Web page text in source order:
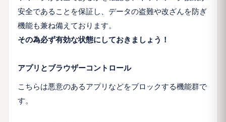
安全であることを保証し、データの盗難や改ざんを防ぎ
機能も兼ね備えております。
その為必ず有効な状態にしておきましょう！
アプリとブラウザーコントロール
こちらは悪意のあるアプリなどをブロックする機能群で
す。